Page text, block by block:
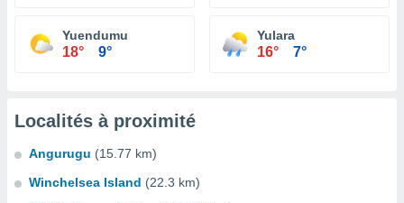
Yuendumu
18° 9°
Yulara
16° 7°
Localités à proximité
Angurugu (15.77 km)
Winchelsea Island (22.3 km)